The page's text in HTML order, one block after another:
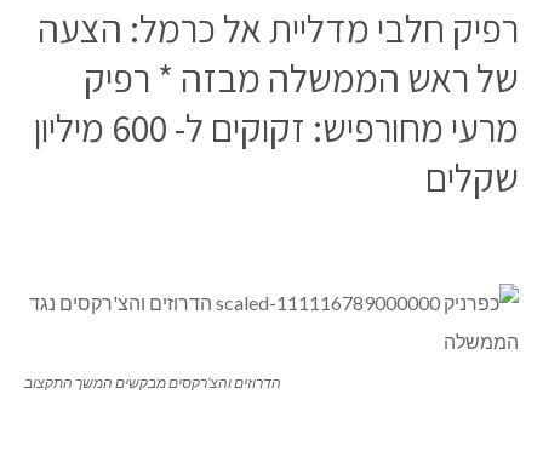
רפיק חלבי מדליית אל כרמל: הצעה
של ראש הממשלה מבזה * רפיק
מרעי מחורפיש: זקוקים ל- 600 מיליון
שקלים
הדרוזים והצ’רקסים מבקשים המשך התקצוב